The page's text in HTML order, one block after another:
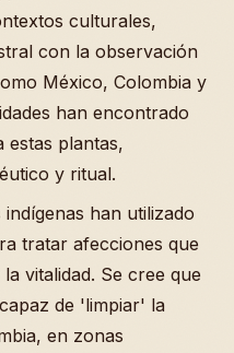
culturales,
con la observación
México, Colombia y
han encontrado
estas plantas,
y ritual.
han utilizado
tratar afecciones que
vitalidad. Se cree que
de 'limpiar' la
en zonas